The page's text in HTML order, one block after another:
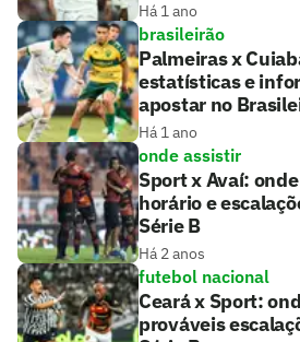
Há 1 ano
brasileirão
Palmeiras x
estatísticas e
apostar no
Há 1 ano
onde assistir
Sport x Avaí:
horário e
Série B
Há 2 anos
futebol nacional
Ceará x Sport:
prováveis